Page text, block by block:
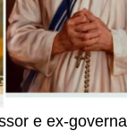
e ex-